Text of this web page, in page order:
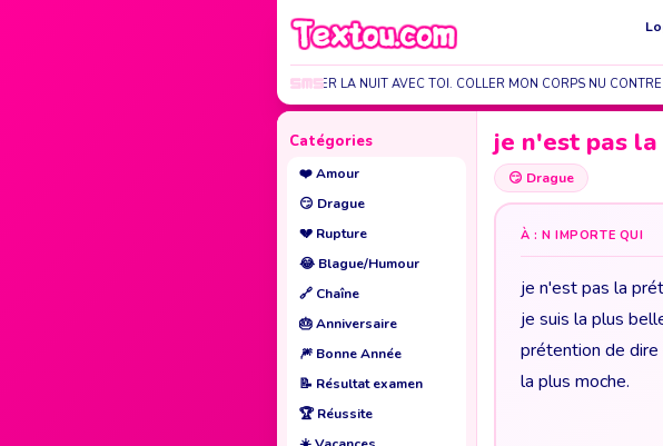
JE VOULAIS PASSER LA NUIT AVEC TOI. COLLER MON CORPS NU CONTRE
Catégories
❤️Amour
😏 Drague
💔 Rupture
😂 Blague/Humour
🔗 Chaîne
🎂Anniversaire
🎆 Bonne Année
📝 Résultat examen
🏆Réussite
je n'est pas
😏 Drague
À : N IMPORTE QUI
je n'est pas la
je suis la plus
prétention de dire
la plus moche.